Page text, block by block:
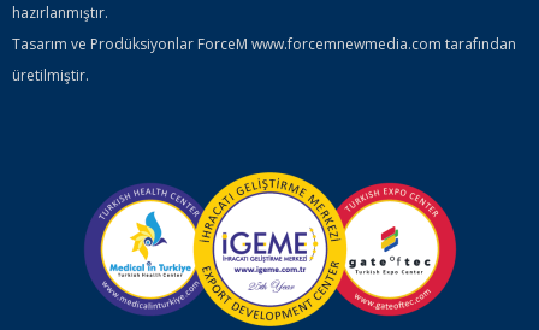
hazırlanmıştır.
Tasarım ve Prodüksiyonlar ForceM www.forcemnewmedia.com tarafından
üretilmiştir.